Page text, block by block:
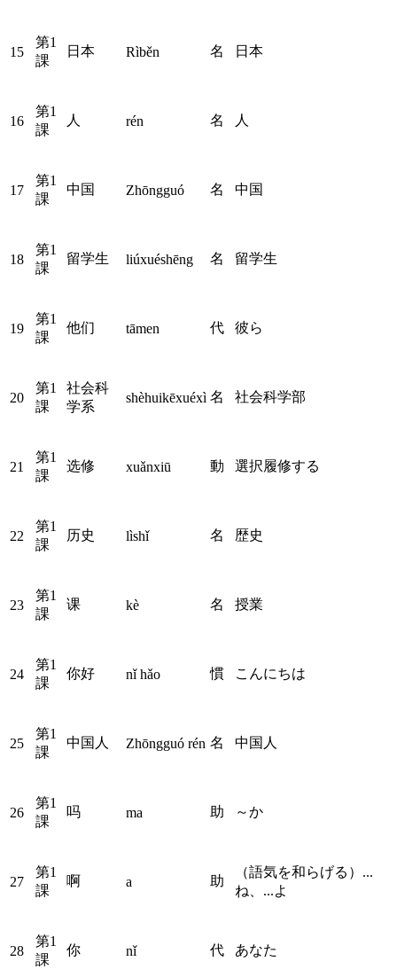
15
第1
課
日本 Rìběn 名 日本
16
第1
課
人 rén 名 人
17
第1
課
中国 Zhōngguó 名 中国
18
第1
課
留学生 liúxuéshēng 名 留学生
19
第1
課
他们 tāmen 代 彼ら
20
第1
課
社会科
学系
shèhuikēxuéxì 名 社会科学部
21
第1
課
选修 xuǎnxiū 動 選択履修する
22
第1
課
历史 lìshǐ 名 歴史
23
第1
課
课 kè 名 授業
24
第1
課
你好 nǐ hǎo 慣 こんにちは
25
第1
課
中国人 Zhōngguó rén 名 中国人
26
第1
課
吗 ma 助 ～か
27
第1
課
啊 a 助
（語気を和らげる）...
ね、...よ
28
第1
課
你 nǐ 代 あなた